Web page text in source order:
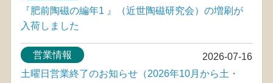
『肥前陶磁の編年1 』（近世陶磁研究会）の増刷が
入荷しました
2026-07-16
営業情報
土曜日営業終了のお知らせ（2026年10月から土・